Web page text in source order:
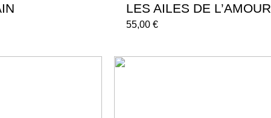
LES AILES DE L’AMOUR
55,00 €